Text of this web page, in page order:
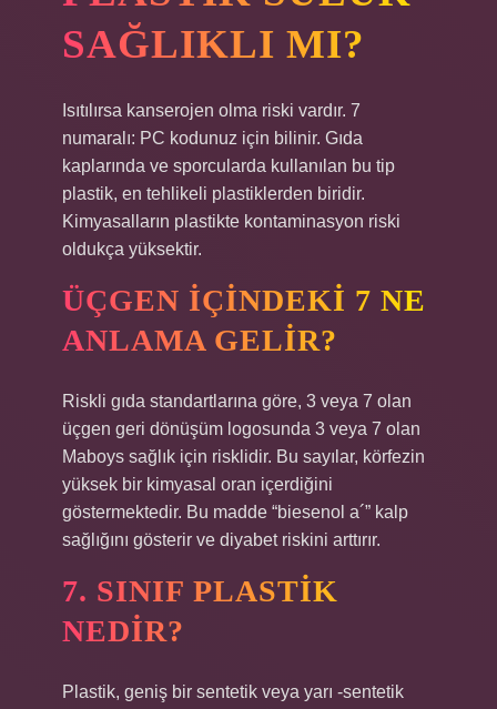
SAĞLIKLI MI?
Isıtılırsa kanserojen olma riski vardır. 7
numaralı: PC kodunuz için bilinir. Gıda
kaplarında ve sporcularda kullanılan bu tip
plastik, en tehlikeli plastiklerden biridir.
Kimyasalların plastikte kontaminasyon riski
oldukça yüksektir.
ÜÇGEN IÇINDEKI 7 NE
ANLAMA GELIR?
Riskli gıda standartlarına göre, 3 veya 7 olan
üçgen geri dönüşüm logosunda 3 veya 7 olan
Maboys sağlık için risklidir. Bu sayılar, körfezin
yüksek bir kimyasal oran içerdiğini
göstermektedir. Bu madde “biesenol a´” kalp
sağlığını gösterir ve diyabet riskini arttırır.
7. SINIF PLASTIK
NEDIR?
Plastik, geniş bir sentetik veya yarı -sentetik